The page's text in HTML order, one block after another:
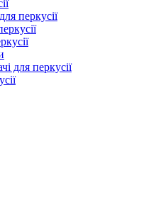
перкусії
для перкусії